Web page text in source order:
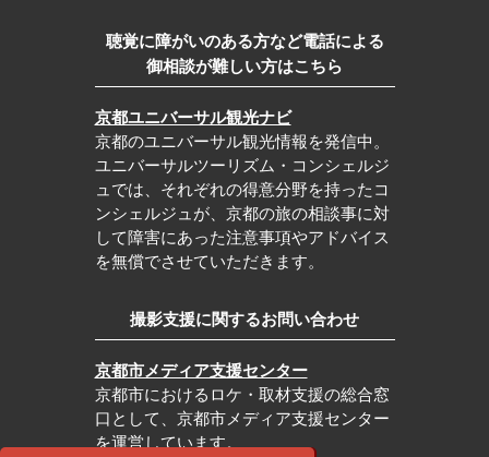
聴覚に障がいのある方など電話による
御相談が難しい方はこちら
京都ユニバーサル観光ナビ
京都のユニバーサル観光情報を発信中。
ユニバーサルツーリズム・コンシェルジ
ュでは、それぞれの得意分野を持ったコ
ンシェルジュが、京都の旅の相談事に対
して障害にあった注意事項やアドバイス
を無償でさせていただきます。
撮影支援に関するお問い合わせ
京都市メディア支援センター
京都市におけるロケ・取材支援の総合窓
口として、京都市メディア支援センター
を運営しています。